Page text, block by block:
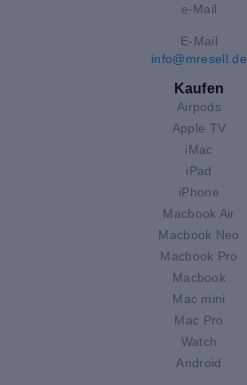
e-Mail
E-Mail
info@mresell.de
Kaufen
Airpods
Apple TV
iMac
iPad
iPhone
Macbook Air
Macbook Neo
Macbook Pro
Macbook
Mac mini
Mac Pro
Watch
Android